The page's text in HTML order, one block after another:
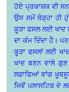
ਹੋਏ ਪ੍ਰਕਾਸ਼ਕ ਵੀ
ਉਸ ਸਮੇਂ ਥੋੜ੍ਹਾ ਹੀ
ਕੂੜਾ ਫਸਲ ਲਈ ਖਾਦ
ਦਾ ਕੰਮ ਦਿੰਦਾ ਹੈ।
ਕੂੜਾ ਫਸਲਾਂ ਲਈ
ਖਾਦ ਬਣਨ ਵਾਲੇ
ਲਫਾਫਿਆਂ ਵਾਂਗ
ਜਿਵੇਂ ਪਲਾਸਟਿਕ ਦੇ